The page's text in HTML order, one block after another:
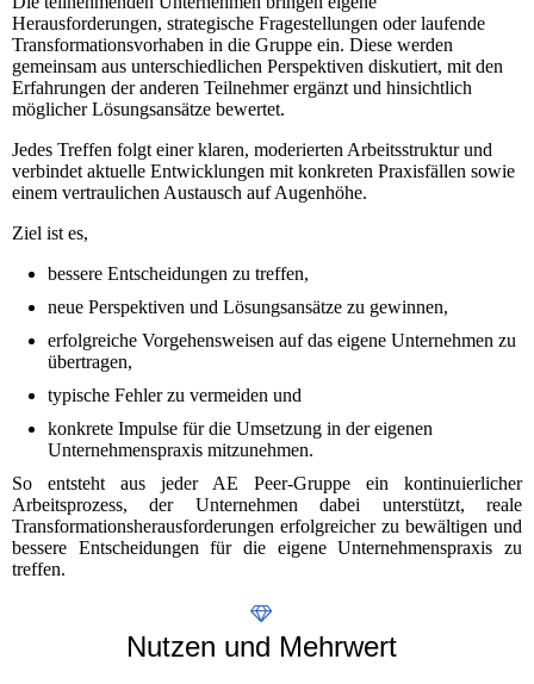
Herausforderungen, strategische Fragestellungen oder laufende
Transformationsvorhaben in die Gruppe ein. Diese werden
gemeinsam aus unterschiedlichen Perspektiven diskutiert, mit den
Erfahrungen der anderen Teilnehmer ergänzt und hinsichtlich
möglicher Lösungsansätze bewertet.
Jedes Treffen folgt einer klaren, moderierten Arbeitsstruktur und
verbindet aktuelle Entwicklungen mit konkreten Praxisfällen sowie
einem vertraulichen Austausch auf Augenhöhe.
Ziel ist es,
bessere Entscheidungen zu treffen,
neue Perspektiven und Lösungsansätze zu gewinnen,
erfolgreiche Vorgehensweisen auf das eigene Unternehmen zu
übertragen,
typische Fehler zu vermeiden und
konkrete Impulse für die Umsetzung in der eigenen
Unternehmenspraxis mitzunehmen.
So entsteht aus jeder AE Peer-Gruppe ein kontinuierlicher
Arbeitsprozess, der Unternehmen dabei unterstützt, reale
Transformationsherausforderungen erfolgreicher zu bewältigen und
bessere Entscheidungen für die eigene Unternehmenspraxis zu
treffen.
Nutzen und Mehrwert